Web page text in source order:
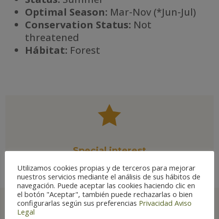
Optimal Season: Mar-Nov (*Jun-Jul)
Conservation Status: Not
threatened
Hábitat: Forest

Special interest
Utilizamos cookies propias y de terceros para mejorar
nuestros servicios mediante el análisis de sus hábitos de
navegación. Puede aceptar las cookies haciendo clic en
el botón "Aceptar", también puede rechazarlas o bien
configurarlas según sus preferencias Privacidad Aviso
Legal